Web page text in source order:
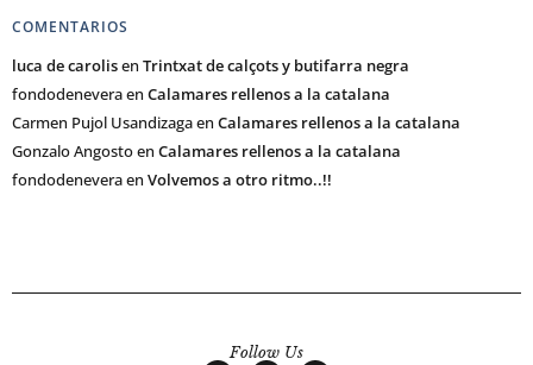
COMENTARIOS
luca de carolisen Trintxat de calçots y butifarra negra
fondodeneveraen Calamares rellenos a la catalana
Carmen Pujol Usandizagaen Calamares rellenos a la catalana
Gonzalo Angostoen Calamares rellenos a la catalana
fondodeneveraen Volvemos a otro ritmo..!!
Follow Us